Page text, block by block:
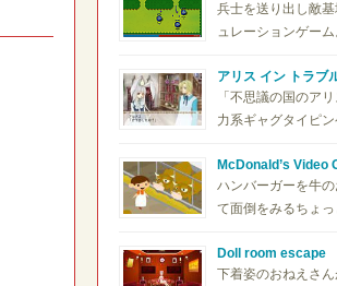
兵士を送り出し敵
ュレーションゲー
アリス イン トラブ
「不思議の国のア
力系ギャグタイピ
McDonald’s Video
ハンバーガーを牛
て面倒をみるちょ
Doll room escape
下着姿のおねえさ